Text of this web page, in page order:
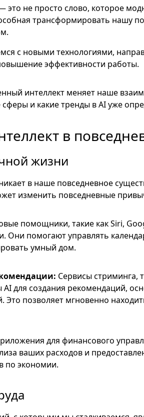
это не просто слово, которое
трансформировать нашу
с новыми технологиями,
эффективности работы.
интеллект меняет наше
сферы и какие тренды в AI уже
в
жизни
в наше повседневное
изменить повседневные
помощники, такие как Siri,
Они помогают управлять
умный дом.
Сервисы стриминга,
для создания рекомендаций,
Это позволяет мгновенно
для финансового
ваших расходов и
по экономии.